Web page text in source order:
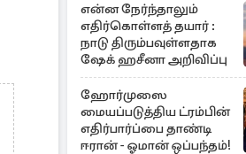
என்ன நேர்ந்தாலும்
எதிர்கொள்ளத் தயார் :
நாடு திரும்பவுள்ளதாக
ஷேக் ஹசீனா அறிவிப்பு
ஹோர்முஸை
மையப்படுத்திய ட்ரம்பின்
எதிர்பார்ப்பை தாண்டி
ஈரான் - ஓமான் ஒப்பந்தம்!